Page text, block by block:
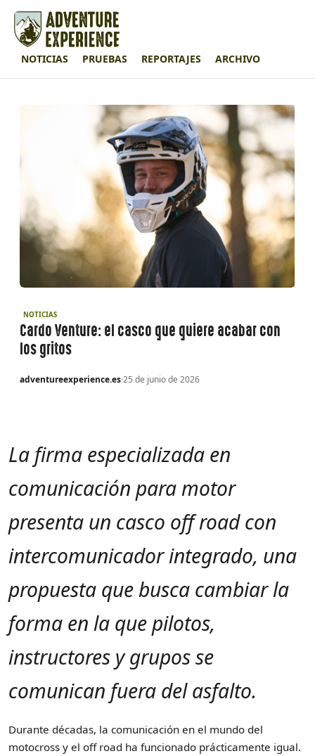
NOTICIAS PRUEBAS REPORTAJES ARCHIVO
NOTICIAS
Cardo Venture: el casco que quiere acabar con
los gritos
adventureexperience.es·25 de junio de 2026
La firma especializada en
comunicación para motor
presenta un casco off road con
intercomunicador integrado, una
propuesta que busca cambiar la
forma en la que pilotos,
instructores y grupos se
comunican fuera del asfalto.
Durante décadas, la comunicación en el mundo del
motocross y el off road ha funcionado prácticamente igual.